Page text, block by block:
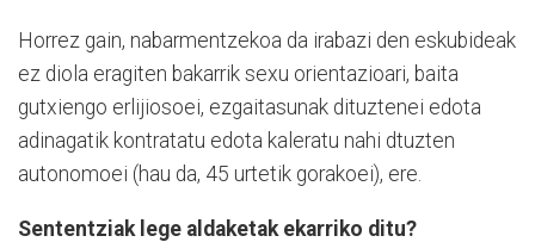
Horrez gain, nabarmentzekoa da irabazi den eskubideak
ez diola eragiten bakarrik sexu orientazioari, baita
gutxiengo erlijiosoei, ezgaitasunak dituztenei edota
adinagatik kontratatu edota kaleratu nahi dtuzten
autonomoei (hau da, 45 urtetik gorakoei), ere.
Sententziak lege aldaketak ekarriko ditu?